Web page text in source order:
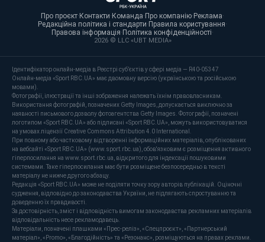
Про проєкт·Контакти·Команда·Про компанію·Реклама·
Редакційна політика і стандарти·Правила користування·
Правова інформація·Політика конфіденційності·
2026 © LLC «UBT MEDIA»
Ідентифікатор онлайн-медіа в Реєстрі суб’єктів у сфері медіа — R40-05347
Онлайн-медіа «Sport RBC.UA» має двомовну версію (українською та російською
мовами).
Фотографії, ілюстрації та інші зображення належать їхнім правовласникам.
Використання фотографій, позначених Getty Images, допускається виключно за
наявності письмового дозволу фотоагентства Getty Images. Фотографії, позначені
логотипом «Sport RBC.UA» або підписані «Sport RBC.UA», можуть використовуватися
на умовах ліцензії Creative Commons Attribution 4.0 International.
При повному або частковому відтворенні інформаційних матеріалів, опублікованих
на вебсайті «Sport RBC.UA» (www.sport.rbc.ua), обов'язковим є розміщення активного
гіперпосилання на www.sport.rbc.ua, відкритого для індексації пошуковими
системами. Таке гіперпосилання має бути розміщене безпосередньо в тексті
матеріалу не нижче другого абзацу.
Редакція «Sport RBC.UA» може не поділяти точку зору авторів публікацій. Оціночні
судження, відповідно до законодавства України, не підлягають спростуванню та
доведенню їх правдивості.
За достовірність, зміст і відповідність вимогам законодавства рекламних матеріалів
відповідальність несе рекламодавець.
Матеріали, позначені плашками «Прес-реліз», «Спецпроєкт», «Партнерський
матеріал», «Promo», «Благодійність» та «Резонанс», розміщуються на правах реклами.